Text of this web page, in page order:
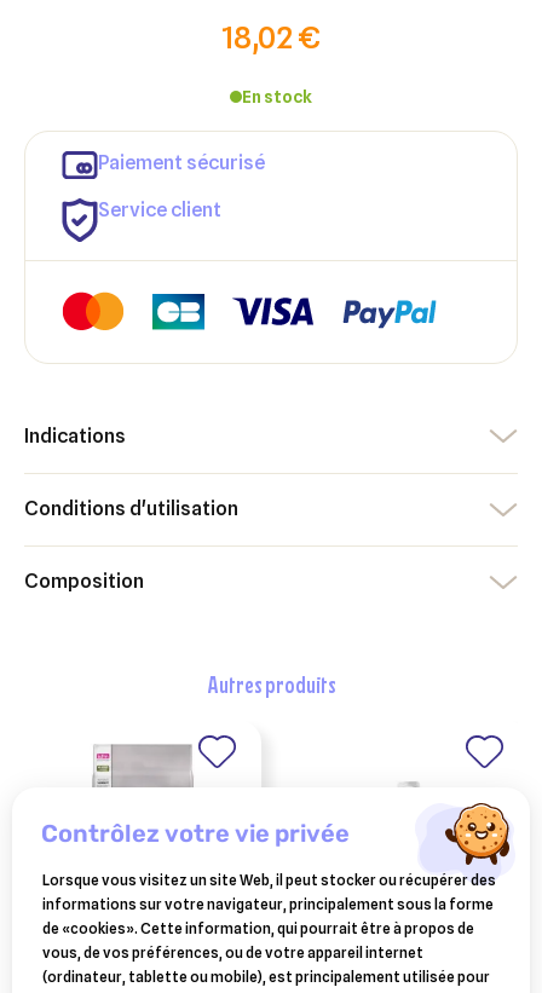
18,02 €
En stock
Paiement sécurisé
Service client
Indications
Conditions d'utilisation
Composition
autres produits
PURINA
purina pro plan chat
keriox shampoing
entretien - flacon de
Ajouter à ma liste d'envies
Créer une nouvelle liste
Créer une liste d'envies
Connexion
Vous devez être connecté pour ajouter des produits à votre
contrôlez votre vie privée
Lorsque vous visitez un site Web, il peut stocker ou récupérer des
informations sur votre navigateur, principalement sous la forme
de «cookies». Cette information, qui pourrait être à propos de
vous, de vos préférences, ou de votre appareil internet
(ordinateur, tablette ou mobile), est principalement utilisée pour